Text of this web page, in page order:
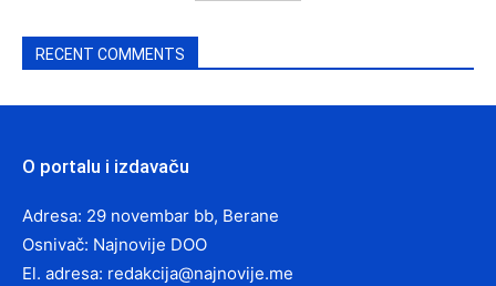
RECENT COMMENTS
O portalu i izdavaču
Adresa: 29 novembar bb, Berane
Osnivač: Najnovije DOO
El. adresa: redakcija@najnovije.me